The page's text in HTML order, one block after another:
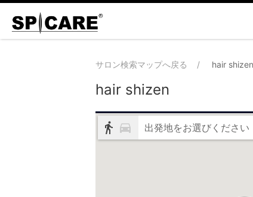
サロン検索マップへ戻る hair shizen
hair shizen
出発地をお選びください